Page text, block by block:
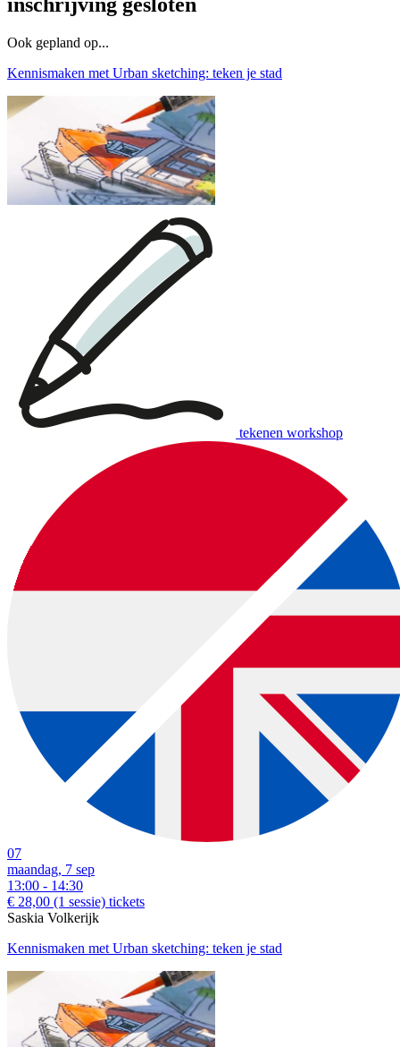
Ook gepland op...
Kennismaken met Urban sketching: teken je stad
tekenen workshop
07
maandag, 7 sep
13:00 - 14:30
€ 28,00 (1 sessie) tickets
Saskia Volkerijk
Kennismaken met Urban sketching: teken je stad